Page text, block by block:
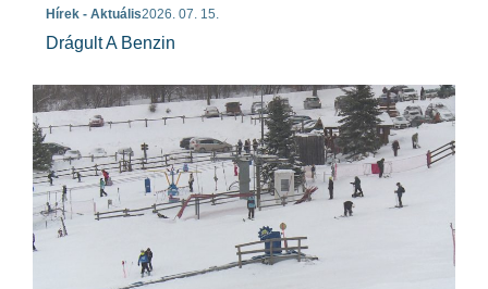
Hírek - Aktuális2026. 07. 15.
Drágult A Benzin